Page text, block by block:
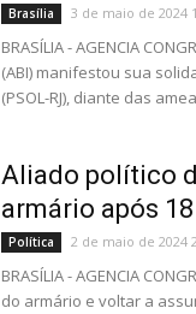
Brasília 3 de maio de 2024
BRASÍLIA - AGENCIA
(ABI) manifestou sua
(PSOL-RJ), diante das
Aliado político
armário após
Política 2 de maio de 2024
BRASÍLIA - AGENCIA
do armário e voltar a